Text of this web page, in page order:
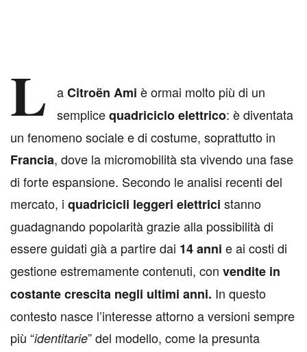
L aCitroën Ami è ormai molto più di un
semplicequadriciclo elettrico: è diventata
un fenomeno sociale e di costume, soprattutto in
Francia, dove la micromobilità sta vivendo una fase
di forte espansione. Secondo le analisi recenti del
mercato, i quadricicli leggeri elettrici stanno
guadagnando popolarità grazie alla possibilità di
essere guidati già a partire dai 14 anni e ai costi di
gestione estremamente contenuti, con vendite in
costante crescita negli ultimi anni. In questo
contesto nasce l’interesse attorno a versioni sempre
più “identitarie” del modello, come la presunta